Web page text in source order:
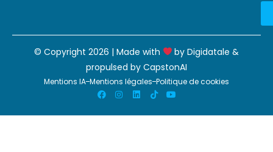
© Copyright 2026 | Made with byDigidatale &
propulsed by CapstonAI
Mentions IA Mentions légales Politique de cookies